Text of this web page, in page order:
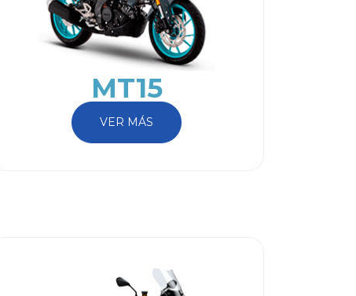
MT15
VER MÁS